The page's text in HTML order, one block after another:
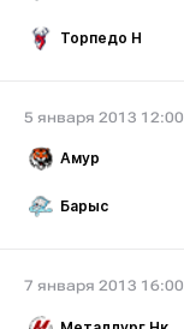
Торпедо Н
5 января 2013 12:00
Амур
Барыс
7 января 2013 16:00